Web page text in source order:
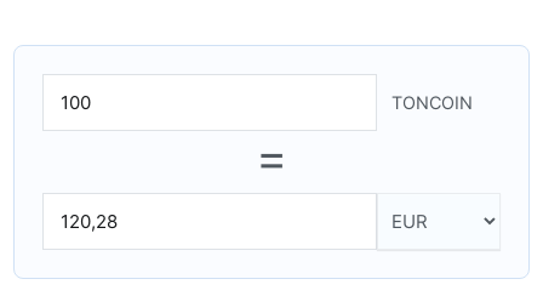
TONCOIN
=